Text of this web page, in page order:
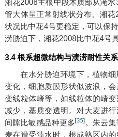
湘花2008主根中段木质部从淹
管大体呈正常射线状分布。湘
状况比中花4号更稳定，可以保
涝胁迫下，湘花2008比中花4号
3.4 根系超微结构与渍涝耐性关系
在水分胁迫环境下，植物
变化，细胞质膜形状似波浪，
变线粒体嵴等，如线粒体的嵴
减少，基质变透明。对大麦进
间隙比敏感品种更多[35] 。朱云集
麦在遭受渍水时，根成熟区内